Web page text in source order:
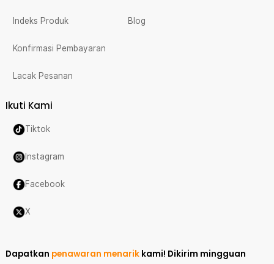
Indeks Produk
Konfirmasi Pembayaran
Lacak Pesanan
Blog
Ikuti Kami
Tiktok
Instagram
Facebook
X
Dapatkan penawaran menarik kami! Dikirim mingguan